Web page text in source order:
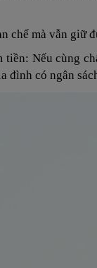
chế mà vẫn giữ
Nếu cùng
đình có ngân